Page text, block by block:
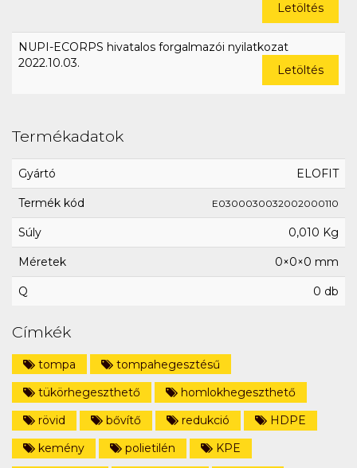
Letöltés
NUPI-ECORPS hivatalos forgalmazói nyilatkozat
2022.10.03.
Letöltés
Termékadatok
Gyártó ELOFIT
Termék kód E0300030032002000110
Súly 0,010 Kg
Méretek 0×0×0 mm
Q 0 db
Címkék
tompa
tompahegesztésű
tükörhegeszthető
homlokhegeszthető
rövid
bővítő redukció
HDPE
kemény
polietilén
KPE